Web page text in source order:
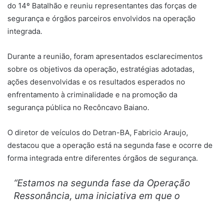
do 14º Batalhão e reuniu representantes das forças de
segurança e órgãos parceiros envolvidos na operação
integrada.
Durante a reunião, foram apresentados esclarecimentos
sobre os objetivos da operação, estratégias adotadas,
ações desenvolvidas e os resultados esperados no
enfrentamento à criminalidade e na promoção da
segurança pública no Recôncavo Baiano.
O diretor de veículos do Detran-BA, Fabricio Araujo,
destacou que a operação está na segunda fase e ocorre de
forma integrada entre diferentes órgãos de segurança.
“Estamos na segunda fase da Operação
Ressonância, uma iniciativa em que o